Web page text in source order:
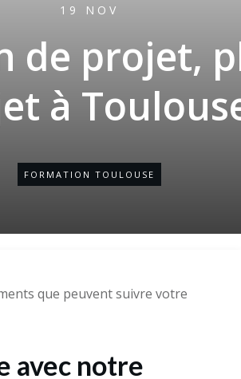
19 NOV
de projet,
à
FORMATION TOULOUSE
que peuvent suivre votre
avec notre